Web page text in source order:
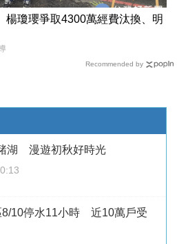
瓊瓔爭取4300萬經費汰換、明
Recommended by
湖 漫遊初秋好時光
8/10停水11小時 近10萬戶受